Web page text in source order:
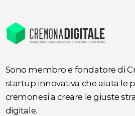
Sono membro e fondatore di
startup innovativa che aiuta le
cremonesi a creare le giuste
digitale.